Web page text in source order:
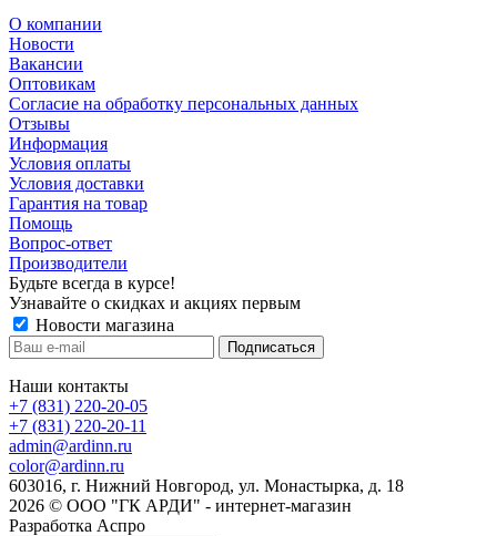
О компании
Новости
Вакансии
Оптовикам
Cогласие на обработку персональных данных
Отзывы
Информация
Условия оплаты
Условия доставки
Гарантия на товар
Помощь
Вопрос-ответ
Производители
Будьте всегда в курсе!
Узнавайте о скидках и акциях первым
Новости магазина
Наши контакты
+7 (831) 220-20-05
+7 (831) 220-20-11
admin@ardinn.ru
color@ardinn.ru
603016, г. Нижний Новгород, ул. Монастырка, д. 18
2026 © ООО "ГК АРДИ" - интернет-магазин
Разработка Аспро